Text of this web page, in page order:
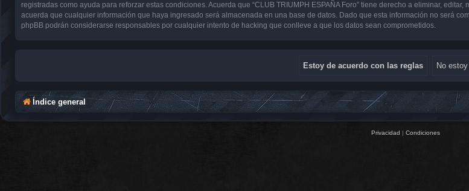
registradas como ayuda para reforzar estas condiciones. Acuerda que “CLUB TRIUMPH ESPAÑA Foro” tiene derecho a eliminar,
acuerda que cualquier información que haya ingresado será almacenada en una base de datos. Dado que esta información no será
phpBB podrán considerarse responsables por cualquier intento de hacking que conlleve a que los datos sean comprometidos.
Índice general
Privacidad | Condiciones